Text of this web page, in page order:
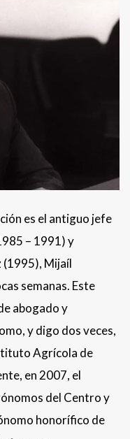
es el antiguo jefe
– 1991) y
(1995), Mijaíl
semanas. Este
abogado y
y digo dos veces,
Agrícola de
en 2007, el
del Centro y
honorífico de